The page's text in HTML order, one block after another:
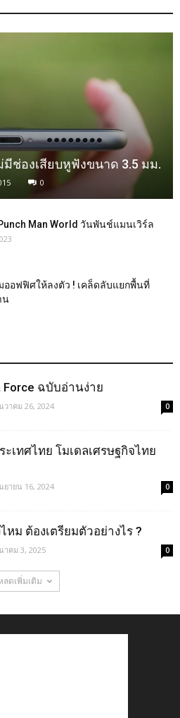
มีช่องเสียบหูฟังขนาด 3.5 มม.
0
Man World วันพันช์แมนเวิร์ล
อฟฟิศให้ลงตัว ! เคล็ดลับแยกพื้นที่
น
Force ฉบับอ่านง่าย
วาคม 26, 2024 0
เทศไทย โมเดลเศรษฐกิจไทย
ยายน 16, 2024 0
ม ต้องเตรียมตัวอย่างไร ?
าคม 3, 2025 0
ลดเพิ่มเติม